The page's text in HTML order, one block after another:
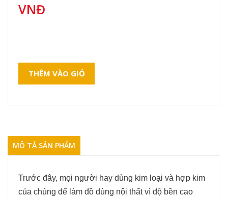
VNĐ
THÊM VÀO GIỎ
MÔ TẢ SẢN PHẨM
Trước đây, mọi người hay dùng kim loại và hợp kim
của chúng để làm đồ dùng nội thất vì độ bền cao